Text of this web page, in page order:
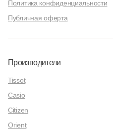
Политика конфиденциальности
Публичная оферта
Производители
Tissot
Casio
Citizen
Orient